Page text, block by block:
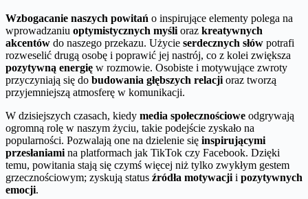
Wzbogacanie naszych powitań o inspirujące elementy polega na
wprowadzaniu optymistycznych myśli oraz kreatywnych
akcentów do naszego przekazu. Użycie serdecznych słów potrafi
rozweselić drugą osobę i poprawić jej nastrój, co z kolei zwiększa
pozytywną energię w rozmowie. Osobiste i motywujące zwroty
przyczyniają się do budowania głębszych relacji oraz tworzą
przyjemniejszą atmosferę w komunikacji.
W dzisiejszych czasach, kiedy media społecznościowe odgrywają
ogromną rolę w naszym życiu, takie podejście zyskało na
popularności. Pozwalają one na dzielenie się inspirującymi
przesłaniami na platformach jak TikTok czy Facebook. Dzięki
temu, powitania stają się czymś więcej niż tylko zwykłym gestem
grzecznościowym; zyskują status źródła motywacji i pozytywnych
emocji.